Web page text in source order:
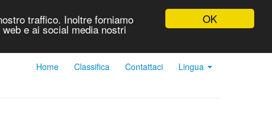
OK
traffico. Inoltre forniamo
e ai social media nostri
Home Classifica Contattaci Lingua